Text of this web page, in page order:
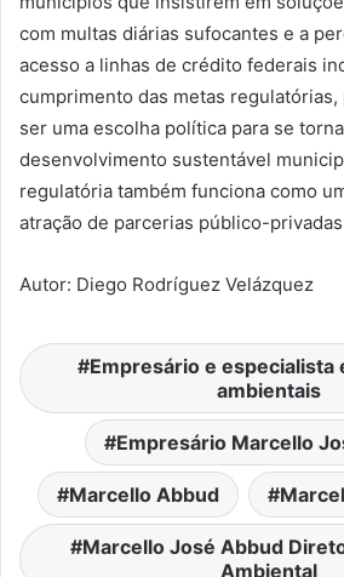
com multas diárias sufocantes e a
acesso a linhas de crédito federais
cumprimento das metas
ser uma escolha política para se
desenvolvimento sustentável
regulatória também funciona como
atração de parcerias público-
Autor: Diego Rodríguez Velázquez
Empresário e especialista
ambientais
Empresário Marcello
Marcello Abbud
Marcello José Abbud
Ambiental